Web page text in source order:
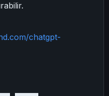
chatgpt-